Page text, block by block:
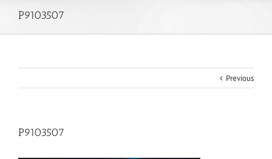
P9103507
Previous
P9103507